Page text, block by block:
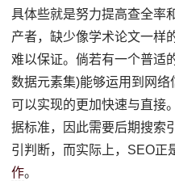
具体些就是努力提高查全率
产者，缺少像学术论文一样
难以保证。倘若有一个普适
数据元素集)能够运用到网
可以实现的更加快速与直接
据标准，因此需要后期搜索
引判断，而实际上，SEO正
作。